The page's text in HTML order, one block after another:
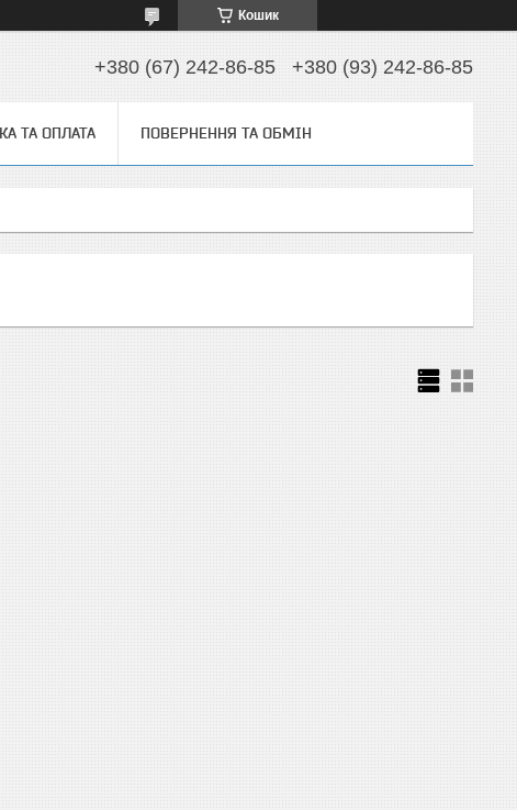
Кошик
+380 (67) 242-86-85 +380 (93) 242-86-85
ТА ОПЛАТА ПОВЕРНЕННЯ ТА ОБМІН